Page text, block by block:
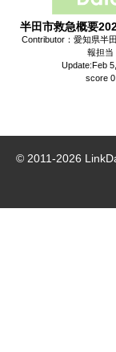
半田市救急概要
Contributor：愛知県半
報担当
Update:Feb
score 0
© 2011-2026